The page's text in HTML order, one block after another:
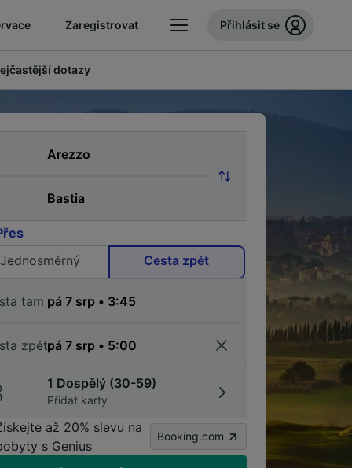
Zaregistrovat Přihlásit se
dotazy
Jednosměrný
Cesta zpět
tam
zpět
1 Dospělý (30-59)
Přidat karty
až 20% slevu na
s Genius
Booking.com